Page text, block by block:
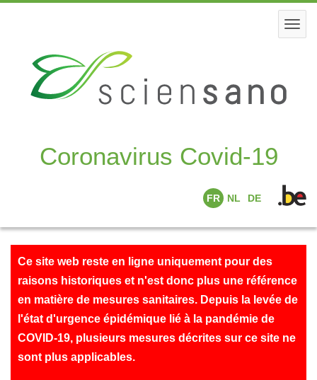
content
Coronavirus Covid-19
FR NL DE
Ce site web reste en ligne uniquement pour des
raisons historiques et n'est donc plus une référence
en matière de mesures sanitaires. Depuis la levée de
l'état d'urgence épidémique lié à la pandémie de
COVID-19, plusieurs mesures décrites sur ce site ne
sont plus applicables.